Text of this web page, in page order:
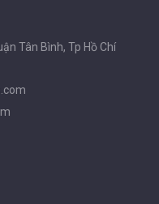
Tân Bình, Tp Hồ Chí